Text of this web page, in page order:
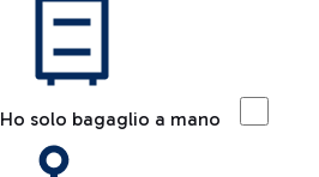
Ho solo bagaglio a mano